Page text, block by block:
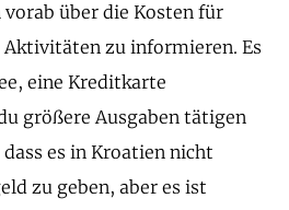
über die Kosten für
Aktivitäten zu informieren. Es
eine Kreditkarte
größere Ausgaben tätigen
es in Kroatien nicht
zu geben, aber es ist